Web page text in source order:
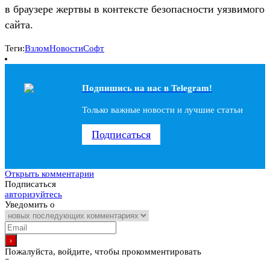
в браузере жертвы в контексте безопасности уязвимого
сайта.
Теги:ВзломНовостиСофт
Подпишись на наc в Telegram!
Только важные новости и лучшие статьи
Подписаться
Открыть комментарии
Подписаться
авторизуйтесь
Уведомить о
Пожалуйста, войдите, чтобы прокомментировать